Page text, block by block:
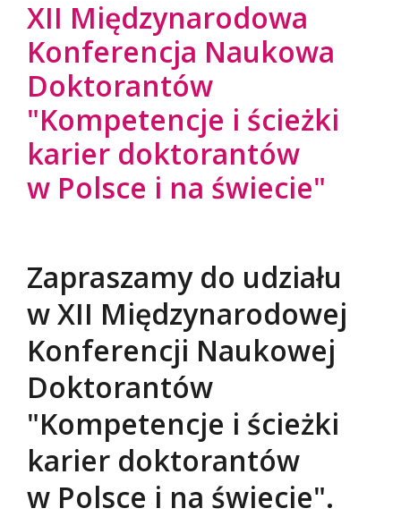
XII Międzynarodowa
Konferencja Naukowa
Doktorantów
"Kompetencje i ścieżki
karier doktorantów
w Polsce i na świecie"
Zapraszamy do udziału
w XII Międzynarodowej
Konferencji Naukowej
Doktorantów
"Kompetencje i ścieżki
karier doktorantów
w Polsce i na świecie".